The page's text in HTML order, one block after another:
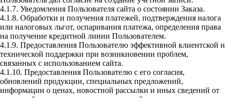
4.1.7. Уведомления Пользователя сайта о состоянии Заказа.
4.1.8. Обработки и получения платежей, подтверждения налога
или налоговых льгот, оспаривания платежа, определения права
на получение кредитной линии Пользователем.
4.1.9. Предоставления Пользователю эффективной клиентской и
технической поддержки при возникновении проблем,
связанных с использованием сайта.
4.1.10. Предоставления Пользователю с его согласия,
обновлений продукции, специальных предложений,
информации о ценах, новостной рассылки и иных сведений от